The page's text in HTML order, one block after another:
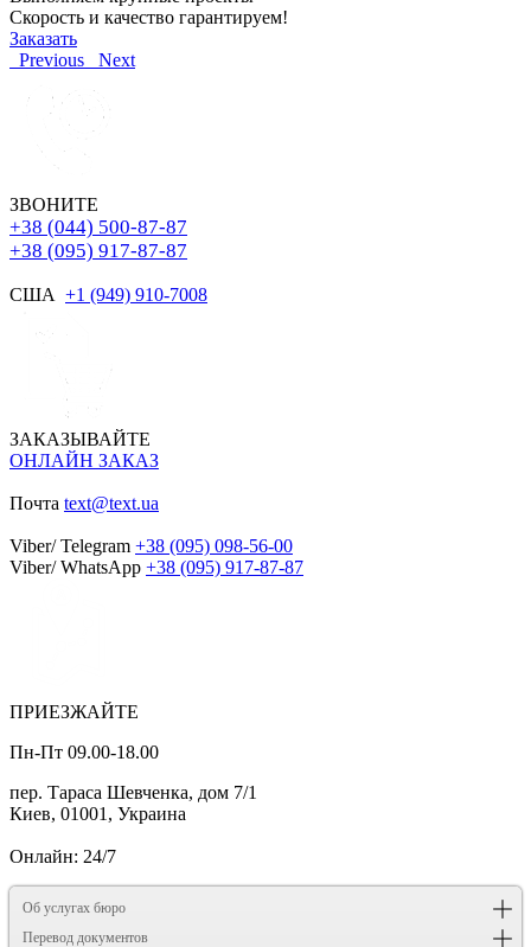
Скорость и качество гарантируем!
Заказать
Previous
Next
ЗВОНИТЕ
+38 (044) 500-87-87
+38 (095) 917-87-87
США +1 (949) 910-7008
ЗАКАЗЫВАЙТЕ
ОНЛАЙН ЗАКАЗ
Почта text@text.ua
Viber/ Telegram +38 (095) 098-56-00
Viber/ WhatsApp +38 (095) 917-87-87
ПРИЕЗЖАЙТЕ
Пн-Пт 09.00-18.00
пер. Тараса Шевченка, дом 7/1
Киев, 01001, Украина
Онлайн: 24/7
Об услугах бюро
Перевод документов